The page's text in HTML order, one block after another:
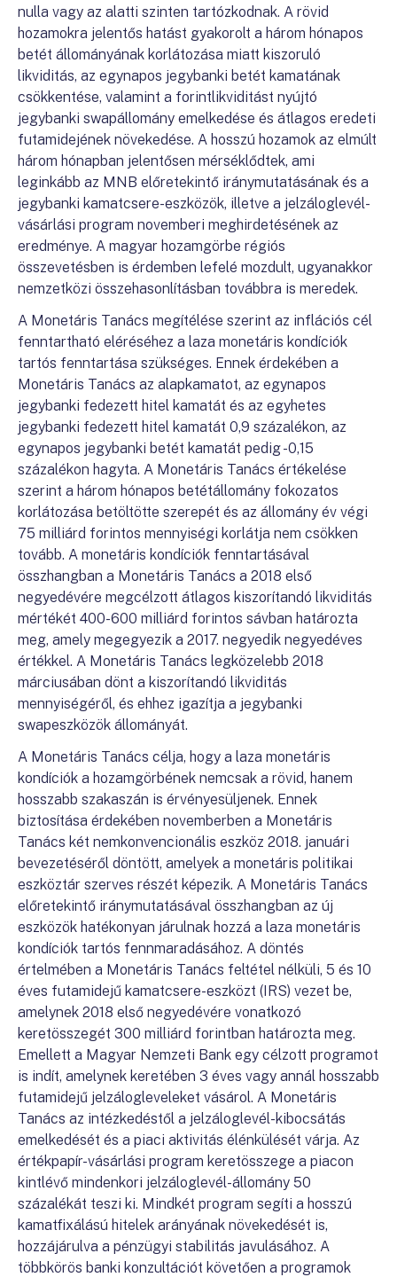
nulla vagy az alatti szinten tartózkodnak. A rövid
hozamokra jelentős hatást gyakorolt a három hónapos
betét állományának korlátozása miatt kiszoruló
likviditás, az egynapos jegybanki betét kamatának
csökkentése, valamint a forintlikviditást nyújtó
jegybanki swapállomány emelkedése és átlagos eredeti
futamidejének növekedése. A hosszú hozamok az elmúlt
három hónapban jelentősen mérséklődtek, ami
leginkább az MNB előretekintő iránymutatásának és a
jegybanki kamatcsere-eszközök, illetve a jelzáloglevél-
vásárlási program novemberi meghirdetésének az
eredménye. A magyar hozamgörbe régiós
összevetésben is érdemben lefelé mozdult, ugyanakkor
nemzetközi összehasonlításban továbbra is meredek.
A Monetáris Tanács megítélése szerint az inflációs cél
fenntartható eléréséhez a laza monetáris kondíciók
tartós fenntartása szükséges. Ennek érdekében a
Monetáris Tanács az alapkamatot, az egynapos
jegybanki fedezett hitel kamatát és az egyhetes
jegybanki fedezett hitel kamatát 0,9 százalékon, az
egynapos jegybanki betét kamatát pedig -0,15
százalékon hagyta. A Monetáris Tanács értékelése
szerint a három hónapos betétállomány fokozatos
korlátozása betöltötte szerepét és az állomány év végi
75 milliárd forintos mennyiségi korlátja nem csökken
tovább. A monetáris kondíciók fenntartásával
összhangban a Monetáris Tanács a 2018 első
negyedévére megcélzott átlagos kiszorítandó likviditás
mértékét 400-600 milliárd forintos sávban határozta
meg, amely megegyezik a 2017. negyedik negyedéves
értékkel. A Monetáris Tanács legközelebb 2018
márciusában dönt a kiszorítandó likviditás
mennyiségéről, és ehhez igazítja a jegybanki
swapeszközök állományát.
A Monetáris Tanács célja, hogy a laza monetáris
kondíciók a hozamgörbének nemcsak a rövid, hanem
hosszabb szakaszán is érvényesüljenek. Ennek
biztosítása érdekében novemberben a Monetáris
Tanács két nemkonvencionális eszköz 2018. januári
bevezetéséről döntött, amelyek a monetáris politikai
eszköztár szerves részét képezik. A Monetáris Tanács
előretekintő iránymutatásával összhangban az új
eszközök hatékonyan járulnak hozzá a laza monetáris
kondíciók tartós fennmaradásához. A döntés
értelmében a Monetáris Tanács feltétel nélküli, 5 és 10
éves futamidejű kamatcsere-eszközt (IRS) vezet be,
amelynek 2018 első negyedévére vonatkozó
keretösszegét 300 milliárd forintban határozta meg.
Emellett a Magyar Nemzeti Bank egy célzott programot
is indít, amelynek keretében 3 éves vagy annál hosszabb
futamidejű jelzálogleveleket vásárol. A Monetáris
Tanács az intézkedéstől a jelzáloglevél-kibocsátás
emelkedését és a piaci aktivitás élénkülését várja. Az
értékpapír-vásárlási program keretösszege a piacon
kintlévő mindenkori jelzáloglevél-állomány 50
százalékát teszi ki. Mindkét program segíti a hosszú
kamatfixálású hitelek arányának növekedését is,
hozzájárulva a pénzügyi stabilitás javulásához. A
többkörös banki konzultációt követően a programok